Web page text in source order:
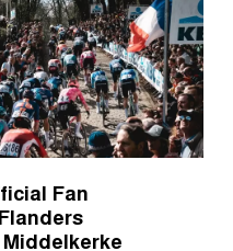
Fan
Middelkerke